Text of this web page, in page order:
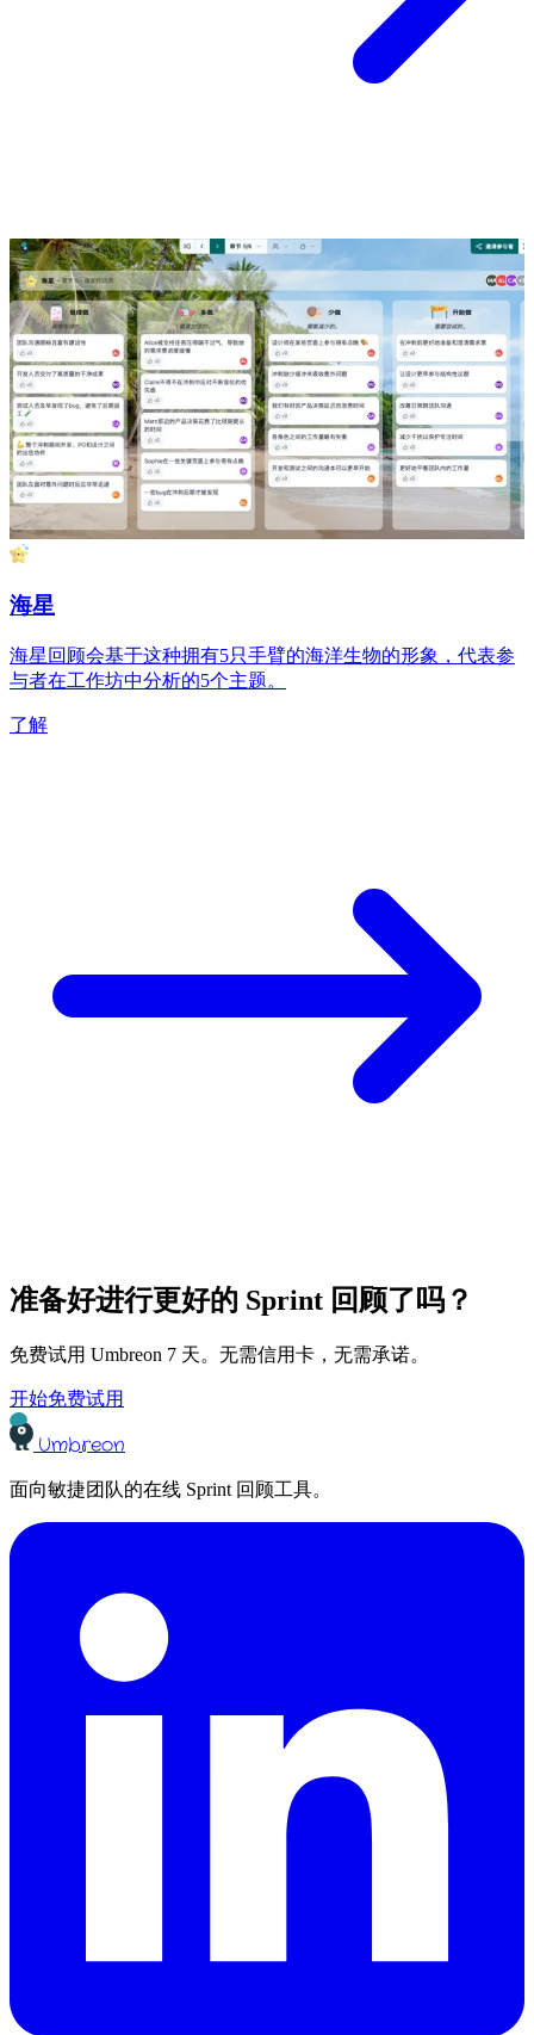
海星
海星回顾会基于这种拥有5只手臂的海洋生物的形象，代表参
与者在工作坊中分析的5个主题。
了解
准备好进行更好的 Sprint 回顾了吗？
免费试用 Umbreon 7 天。无需信用卡，无需承诺。
开始免费试用
Umbreon
面向敏捷团队的在线 Sprint 回顾工具。